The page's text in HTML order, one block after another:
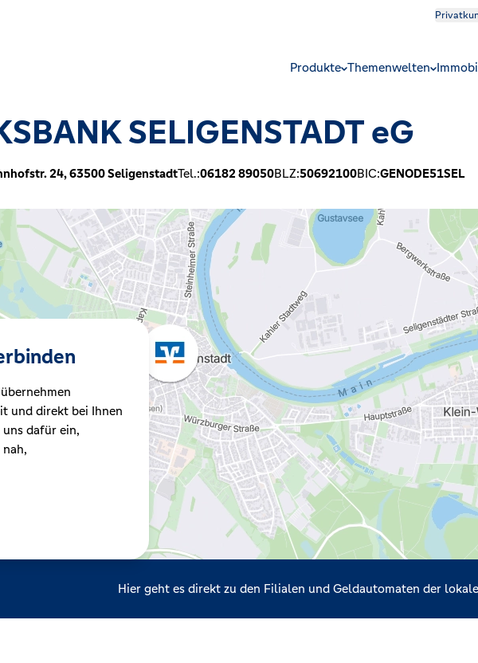
Produkte Themenwelten
SELIGENSTADT eG
24,63500SeligenstadtTel.:06182 89050BLZ:50692100BIC:GENODE51SEL
und direkt bei Ihnen
dafür ein,
Hier geht es direkt zu den Filialen und Geldautomaten der